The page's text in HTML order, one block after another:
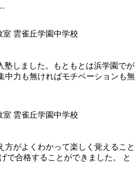
室 雲雀丘学園中学校
塾しました。もともとは浜学園でが
中力も無ければモチベーションも無
室 雲雀丘学園中学校
方がよくわかって楽しく覚えること
で合格することができました。 と